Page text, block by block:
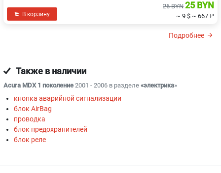
В корзину
26 BYN 25 BYN
~ 9 $ ~ 667 ₽
Подробнее
Также в наличии
Acura MDX 1 поколение 2001 - 2006 в разделе «электрика»
кнопка аварийной сигнализации
блок AirBag
проводка
блок предохранителей
блок реле